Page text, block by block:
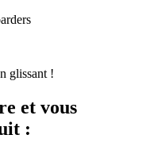
glissant !
et vous
: